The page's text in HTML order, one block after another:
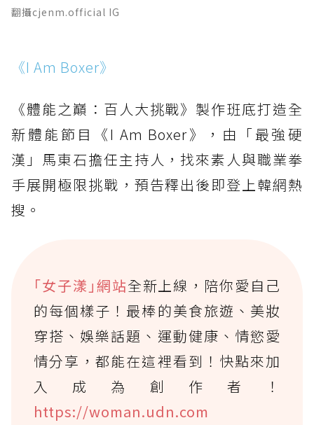
翻攝cjenm.official IG
《I Am Boxer》
《體能之巔：百人大挑戰》製作班底打造全
新體能節目《I Am Boxer》，由「最強硬
漢」馬東石擔任主持人，找來素人與職業拳
手展開極限挑戰，預告釋出後即登上韓網熱
搜。
｢女子漾｣網站全新上線，陪你愛自己
的每個樣子！最棒的美食旅遊、美妝
穿搭、娛樂話題、運動健康、情慾愛
情分享，都能在這裡看到！快點來加
入成為創作者！
https://woman.udn.com